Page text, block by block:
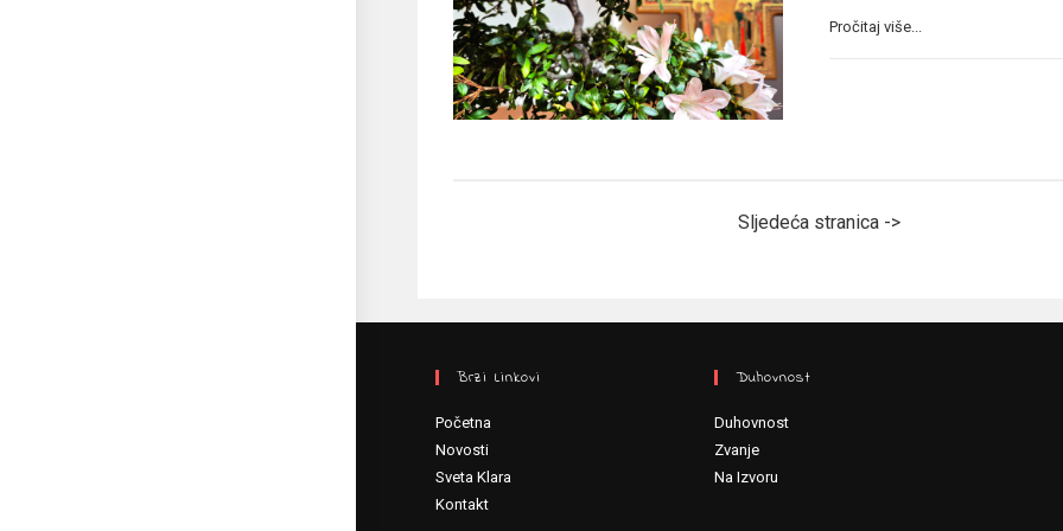
Pročitaj više...
Sljedeća stranica ->
Brzi Linkovi
Početna
Novosti
Sveta Klara
Kontakt
Duhovnost
Duhovnost
Zvanje
Na Izvoru